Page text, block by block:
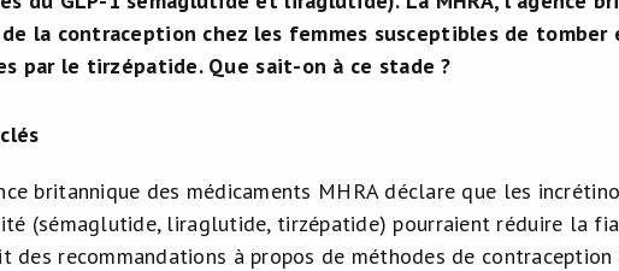
la contraception chez les femmes susceptibles de
par le tirzépatide. Que sait-on à ce stade ?
britannique des médicaments MHRA déclare que les
(sémaglutide, liraglutide, tirzépatide) pourraient réduire la
des recommandations à propos de méthodes de